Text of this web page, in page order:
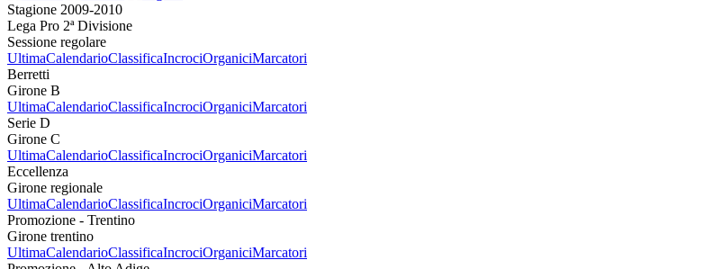
Stagione 2009-2010
Lega Pro 2ª Divisione
Sessione regolare
UltimaCalendarioClassificaIncrociOrganiciMarcatori
Berretti
Girone B
UltimaCalendarioClassificaIncrociOrganiciMarcatori
Serie D
Girone C
UltimaCalendarioClassificaIncrociOrganiciMarcatori
Eccellenza
Girone regionale
UltimaCalendarioClassificaIncrociOrganiciMarcatori
Promozione - Trentino
Girone trentino
UltimaCalendarioClassificaIncrociOrganiciMarcatori